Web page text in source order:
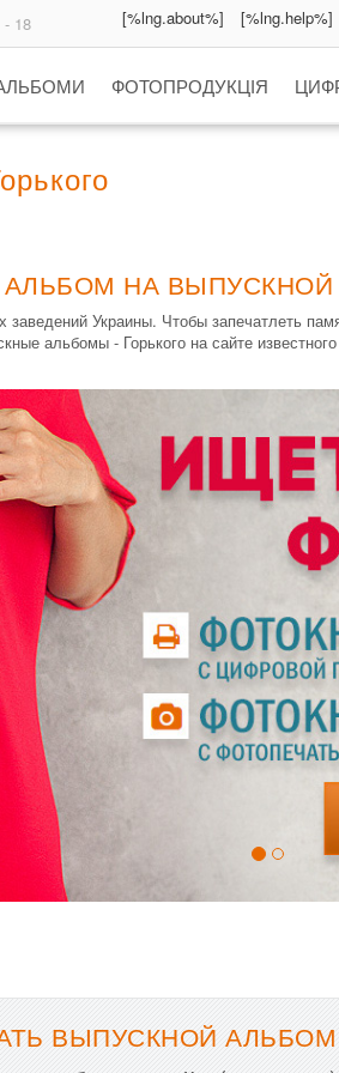
18 [%lng.about%] [%lng.help%]
ФОТОПРОДУКЦІЯ
НА ВЫПУСКНОЙ
Украины. Чтобы запечатлеть
альбомы - Горького на сайте
ВЫПУСКНОЙ